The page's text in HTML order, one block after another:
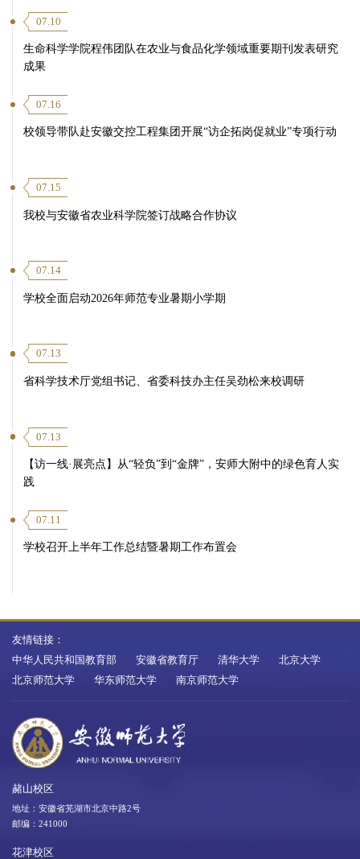
07.10
生命科学学院程伟团队在农业与食品化学领域重要期刊发表研究
成果
07.16
校领导带队赴安徽交控工程集团开展“访企拓岗促就业”专项行动
07.15
我校与安徽省农业科学院签订战略合作协议
07.14
学校全面启动2026年师范专业暑期小学期
07.13
省科学技术厅党组书记、省委科技办主任吴劲松来校调研
07.13
【访一线·展亮点】从“轻负”到“金牌”，安师大附中的绿色育人实
践
07.11
学校召开上半年工作总结暨暑期工作布置会
友情链接：
中华人民共和国教育部
安徽省教育厅 清华大学
北京大学
北京师范大学
华东师范大学 南京师范大学
赭山校区
地址：安徽省芜湖市北京中路2号
邮编：241000
花津校区